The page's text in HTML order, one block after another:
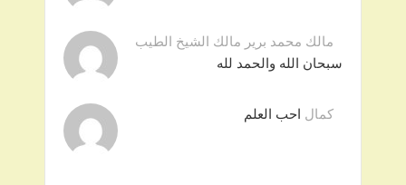
مالك محمد برير مالك الشيخ الطيب
سبحان الله والحمد لله
كمال احب العلم